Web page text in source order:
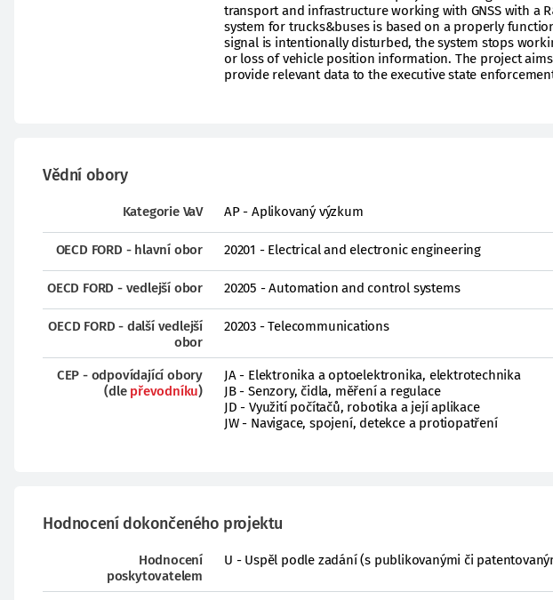
transport and infrastructure working with GNSS with a
system for trucks&buses is based on a properly
signal is intentionally disturbed, the system stops
or loss of vehicle position information. The project
provide relevant data to the executive state
Vědní obory
Kategorie VaV AP - Aplikovaný výzkum
OECD FORD - hlavní obor 20201 - Electrical and electronic engineering
OECD FORD - vedlejší obor 20205 - Automation and control systems
OECD FORD - další vedlejší
obor
20203 - Telecommunications
CEP - odpovídající obory
(dle převodníku)
JA - Elektronika a optoelektronika, elektrotechnika
JB - Senzory, čidla, měření a regulace
JD - Využití počítačů, robotika a její aplikace
JW - Navigace, spojení, detekce a protiopatření
Hodnocení dokončeného projektu
Hodnocení
poskytovatelem
U - Uspěl podle zadání (s publikovanými či